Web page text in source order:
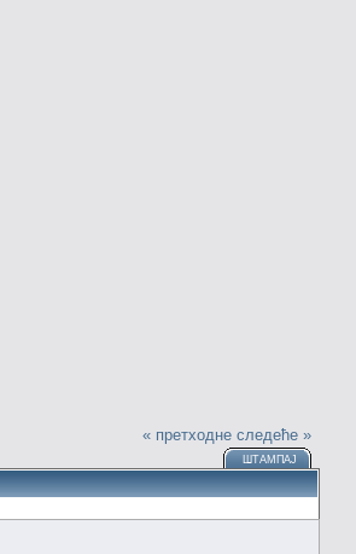
« претходне следеће »
ШТАМПАЈ